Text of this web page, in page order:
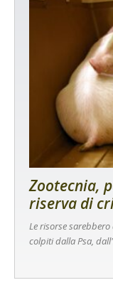
Zootecnia,
riserva di
Le risorse
colpiti dalla Psa,